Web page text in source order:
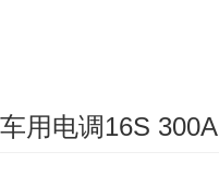
车用电调16S 300A